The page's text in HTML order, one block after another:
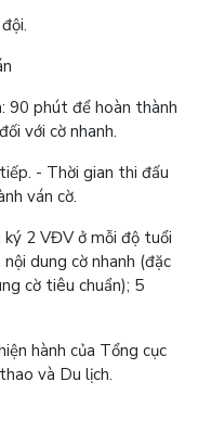
90 phút để hoàn thành
với cờ nhanh.
- Thời gian thi đấu
ván cờ.
2 VĐV ở mỗi độ tuổi
dung cờ nhanh (đặc
cờ tiêu chuẩn); 5
hành của Tổng cục
và Du lịch.